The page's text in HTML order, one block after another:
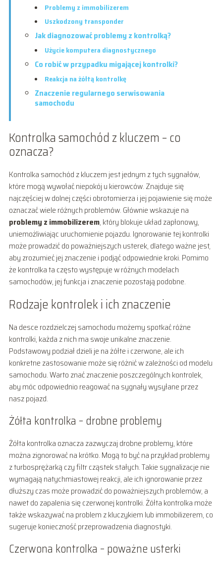
Problemy z immobilizerem
Uszkodzony transponder
Jak diagnozować problemy z kontrolką?
Użycie komputera diagnostycznego
Co robić w przypadku migającej kontrolki?
Reakcja na żółtą kontrolkę
Znaczenie regularnego serwisowania
samochodu
Kontrolka samochód z kluczem – co
oznacza?
Kontrolka samochód z kluczem jest jednym z tych sygnałów,
które mogą wywołać niepokój u kierowców. Znajduje się
najczęściej w dolnej części obrotomierza i jej pojawienie się może
oznaczać wiele różnych problemów. Głównie wskazuje na
problemy z immobilizerem, który blokuje układ zapłonowy,
uniemożliwiając uruchomienie pojazdu. Ignorowanie tej kontrolki
może prowadzić do poważniejszych usterek, dlatego ważne jest,
aby zrozumieć jej znaczenie i podjąć odpowiednie kroki. Pomimo
że kontrolka ta często występuje w różnych modelach
samochodów, jej funkcja i znaczenie pozostają podobne.
Rodzaje kontrolek i ich znaczenie
Na desce rozdzielczej samochodu możemy spotkać różne
kontrolki, każda z nich ma swoje unikalne znaczenie.
Podstawowy podział dzieli je na żółte i czerwone, ale ich
konkretne zastosowanie może się różnić w zależności od modelu
samochodu. Warto znać znaczenie poszczególnych kontrolek,
aby móc odpowiednio reagować na sygnały wysyłane przez
nasz pojazd.
Żółta kontrolka – drobne problemy
Żółta kontrolka oznacza zazwyczaj drobne problemy, które
można zignorować na krótko. Mogą to być na przykład problemy
z turbosprężarką czy filtr cząstek stałych. Takie sygnalizacje nie
wymagają natychmiastowej reakcji, ale ich ignorowanie przez
dłuższy czas może prowadzić do poważniejszych problemów, a
nawet do zapalenia się czerwonej kontrolki. Żółta kontrolka może
także wskazywać na problem z kluczykiem lub immobilizerem, co
sugeruje konieczność przeprowadzenia diagnostyki.
Czerwona kontrolka – poważne usterki